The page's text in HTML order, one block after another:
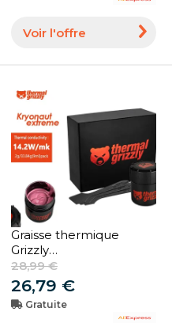
Voir l'offre
Graisse thermique
Grizzly
KryonsomExtreme KE,
14.2W, processeur Bros,
GPU, ordinateur
portable,
28,99 €
26,79 €
Gratuite